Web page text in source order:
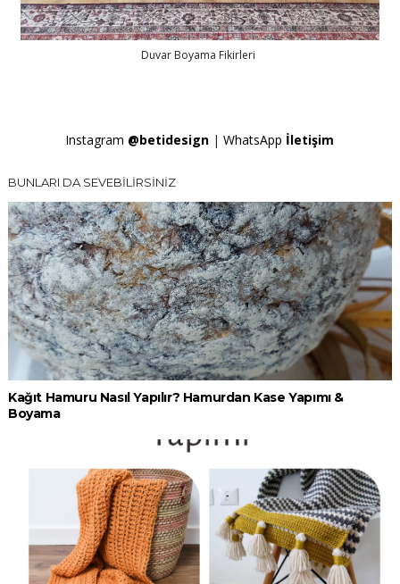
Duvar Boyama Fikirleri
Instagram @betidesign |WhatsApp İletişim
BUNLARI DA SEVEBİLİRSİNİZ
Kağıt Hamuru Nasıl Yapılır? Hamurdan Kase Yapımı &
Boyama